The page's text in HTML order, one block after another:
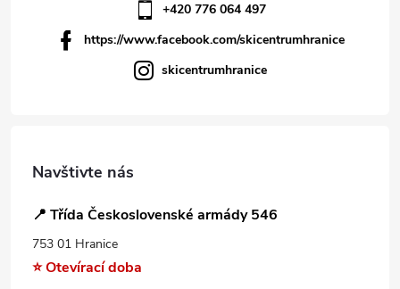
+420 776 064 497
https://www.facebook.com/skicentrumhranice
skicentrumhranice
Navštivte nás
📍 Třída Československé armády 546
753 01 Hranice
⭐ Otevírací doba